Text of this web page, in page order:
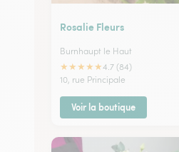
Rosalie Fleurs
Burnhaupt le Haut
★★★★★4.7 (84)
10, rue Principale
Voir la boutique